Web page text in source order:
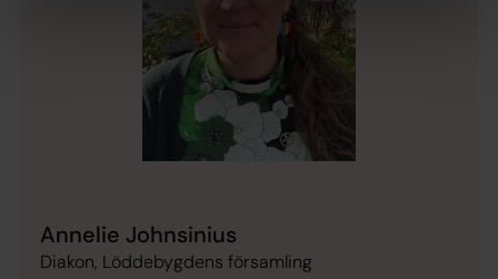
Annelie Johnsinius
Diakon, Löddebygdens församling